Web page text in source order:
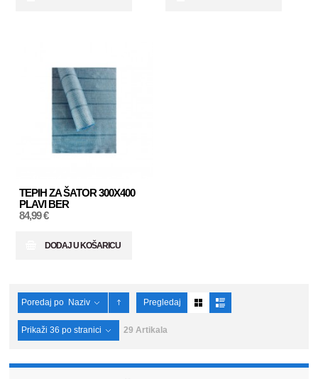
TEPIH ZA ŠATOR 300X400
PLAVI BER
84,99 €
DODAJ U KOŠARICU
Poredaj po Naziv Pregledaj
Prikaži 36 po stranici 29 Artikala